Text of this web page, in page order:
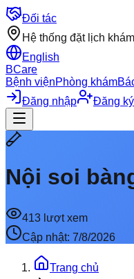
Đối tác
Hệ thống đặt lịch
English
BCare
Bệnh việnPhòng khám
Đăng nhập
Đăng ký
Nội soi
413 lượt xem
Cập nhật: 7/8/2026
Trang chủ